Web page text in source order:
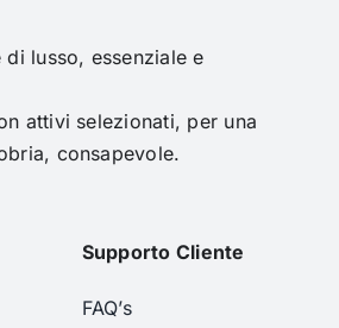
di lusso, essenziale e
attivi selezionati, per una
consapevole.
Supporto Cliente
FAQ’s